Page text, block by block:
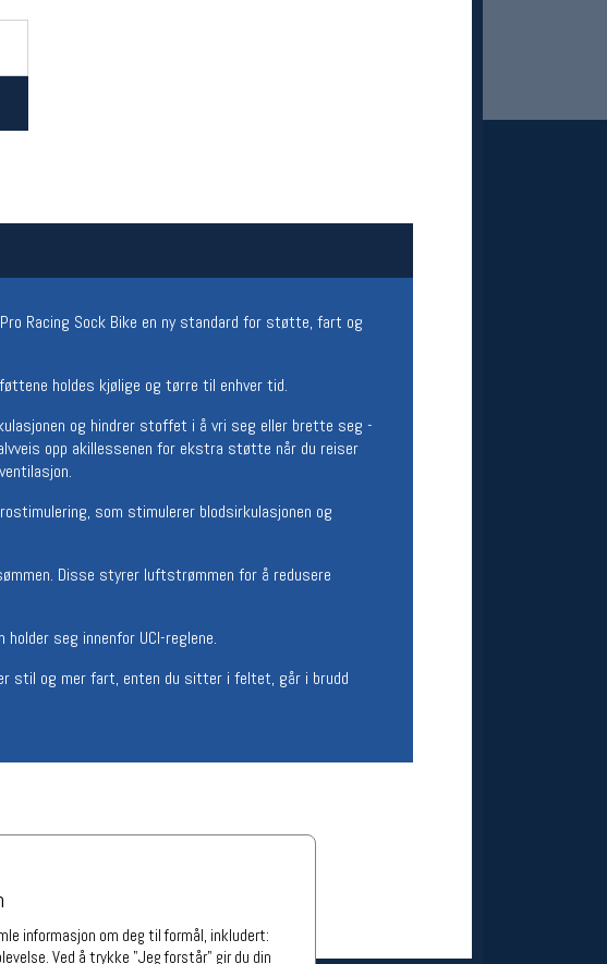
Racing Sock Bike en ny standard for støtte, fart og
holdes kjølige og tørre til enhver tid.
og hindrer stoffet i å vri seg eller brette seg -
opp akillessenen for ekstra støtte når du reiser
som stimulerer blodsirkulasjonen og
Disse styrer luftstrømmen for å redusere
seg innenfor UCI-reglene.
stil og mer fart, enten du sitter i feltet, går i brudd
informasjon om deg til formål, inkludert:
Ved å trykke "Jeg forstår" gir du din
Magasinet
MELD DEG INN GRATIS
Ledige stillinger